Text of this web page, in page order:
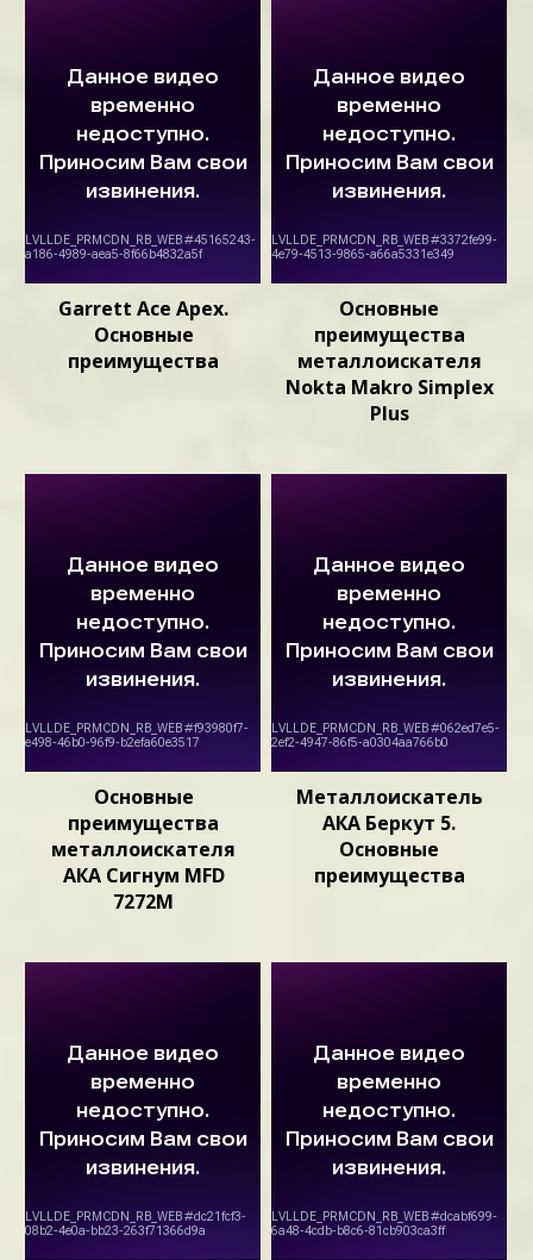
Garrett Ace Apex.
Основные
преимущества
Основные
преимущества
металлоискателя
Nokta Makro Simplex
Plus
Основные
преимущества
металлоискателя
АКА Сигнум MFD
7272М
Металлоискатель
АКА Беркут 5.
Основные
преимущества